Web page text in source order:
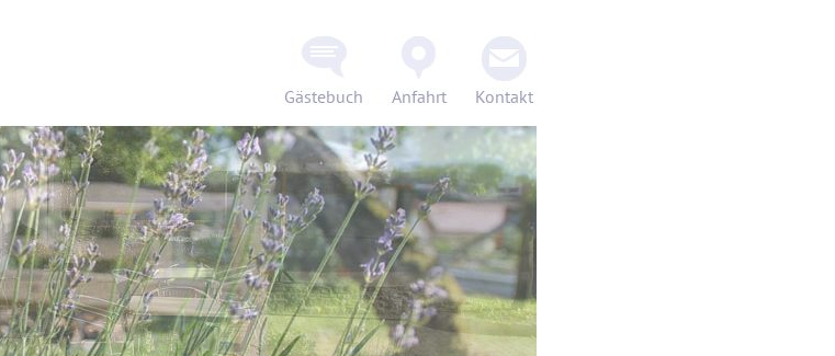
Gästebuch Anfahrt Kontakt